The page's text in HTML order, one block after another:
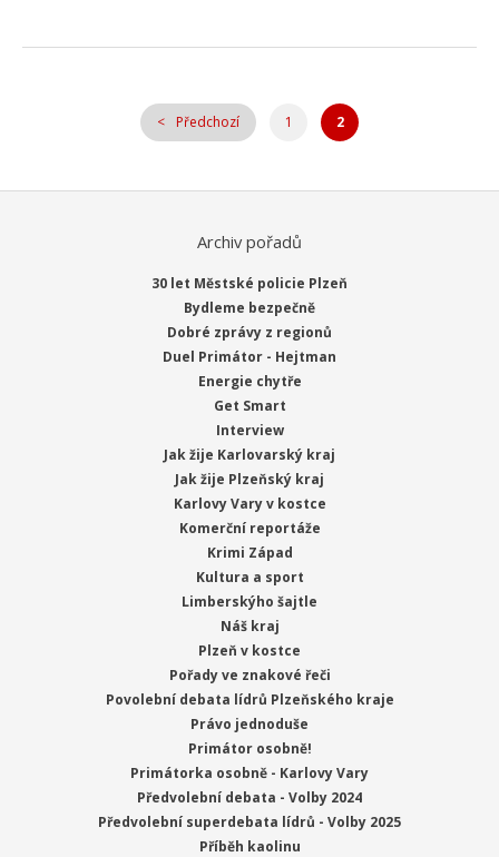
Předchozí 1 2
Archiv pořadů
30 let Městské policie Plzeň
Bydleme bezpečně
Dobré zprávy z regionů
Duel Primátor - Hejtman
Energie chytře
Get Smart
Interview
Jak žije Karlovarský kraj
Jak žije Plzeňský kraj
Karlovy Vary v kostce
Komerční reportáže
Krimi Západ
Kultura a sport
Limberskýho šajtle
Náš kraj
Plzeň v kostce
Pořady ve znakové řeči
Povolební debata lídrů Plzeňského kraje
Právo jednoduše
Primátor osobně!
Primátorka osobně - Karlovy Vary
Předvolební debata - Volby 2024
Předvolební superdebata lídrů - Volby 2025
Příběh kaolinu